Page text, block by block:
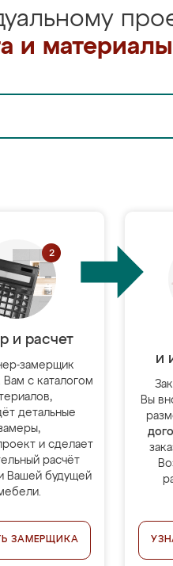
и материалы
и расчет
замерщик
Вам с каталогом
детальные
и сделает
расчёт
Вашей будущей
ЗАМЕРЩИКА
и
Вы